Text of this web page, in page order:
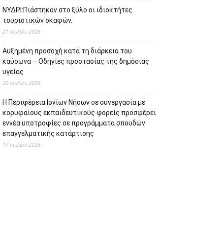
ΝΥΔΡΙ:Πιάστηκαν στο ξύλο οι ιδιοκτήτες
τουριστικών σκαφών.
21 Ιουλίου 2026
Αυξημένη προσοχή κατά τη διάρκεια του
καύσωνα – Οδηγίες προστασίας της δημόσιας
υγείας
20 Ιουλίου 2026
Η Περιφέρεια Ιονίων Νήσων σε συνεργασία με
κορυφαίους εκπαιδευτικούς φορείς προσφέρει
εννέα υποτροφίες σε προγράμματα σπουδών
επαγγελματικής κατάρτισης
17 Ιουλίου 2026